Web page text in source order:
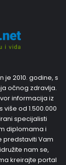
2010. godine, s
očnog zdravlja.
informacija iz
od 1.500.000
specijalisti
diplomama i
predstaviti Vam
nam se,
kreirajte portal